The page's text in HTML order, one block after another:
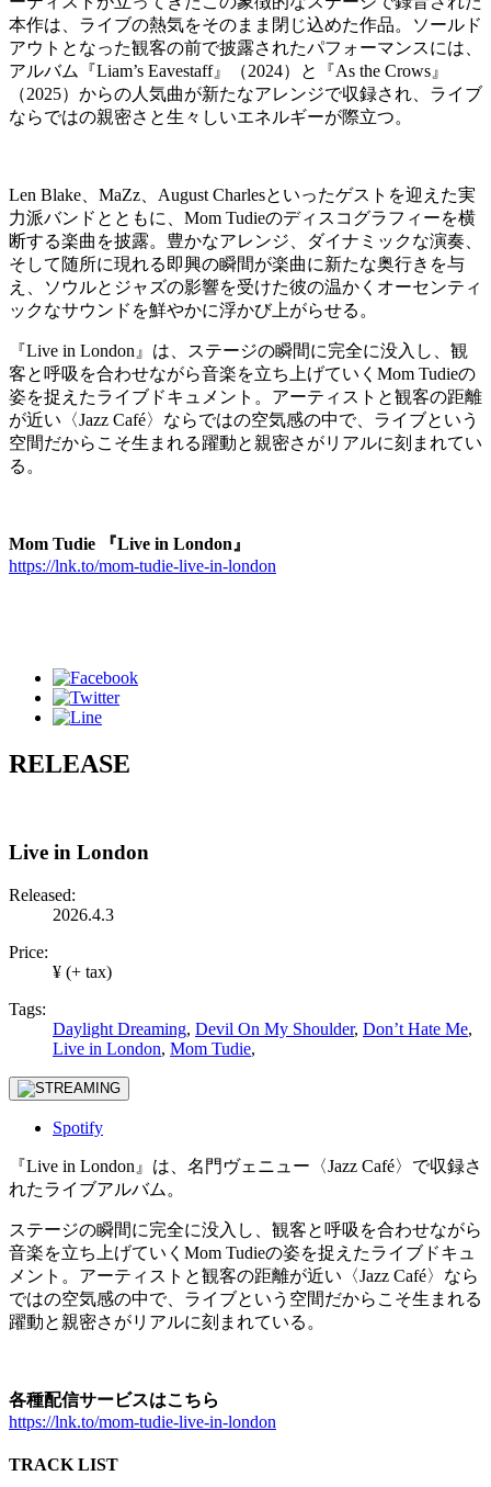
本作は、ライブの熱気をそのまま閉じ込めた作品。ソールド
アウトとなった観客の前で披露されたパフォーマンスには、
アルバム『Liam’s Eavestaff』（2024）と『As the Crows』
（2025）からの人気曲が新たなアレンジで収録され、ライブ
ならではの親密さと生々しいエネルギーが際立つ。
Len Blake、MaZz、August Charlesといったゲストを迎えた実
力派バンドとともに、Mom Tudieのディスコグラフィーを横
断する楽曲を披露。豊かなアレンジ、ダイナミックな演奏、
そして随所に現れる即興の瞬間が楽曲に新たな奥行きを与
え、ソウルとジャズの影響を受けた彼の温かくオーセンティ
ックなサウンドを鮮やかに浮かび上がらせる。
『Live in London』は、ステージの瞬間に完全に没入し、観
客と呼吸を合わせながら音楽を立ち上げていくMom Tudieの
姿を捉えたライブドキュメント。アーティストと観客の距離
が近い〈Jazz Café〉ならではの空気感の中で、ライブという
空間だからこそ生まれる躍動と親密さがリアルに刻まれてい
る。
Mom Tudie 『Live in London』
https://lnk.to/mom-tudie-live-in-london
RELEASE
Live in London
Released:
2026.4.3
Price:
¥ (+ tax)
Tags:
Daylight Dreaming, Devil On My Shoulder, Don’t Hate Me,
Live in London, Mom Tudie,
Spotify
『Live in London』は、名門ヴェニュー〈Jazz Café〉で収録さ
れたライブアルバム。
ステージの瞬間に完全に没入し、観客と呼吸を合わせながら
音楽を立ち上げていくMom Tudieの姿を捉えたライブドキュ
メント。アーティストと観客の距離が近い〈Jazz Café〉なら
ではの空気感の中で、ライブという空間だからこそ生まれる
躍動と親密さがリアルに刻まれている。
各種配信サービスはこちら
https://lnk.to/mom-tudie-live-in-london
TRACK LIST